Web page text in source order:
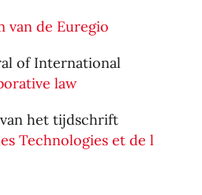
van de Euregio
of International
law
het tijdschrift
Technologies et de l